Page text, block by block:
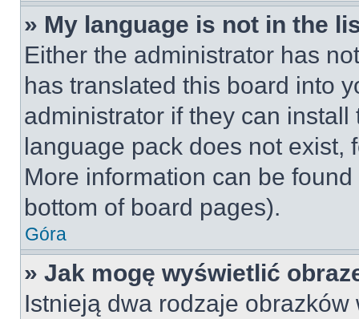
» My language is not in the
Either the administrator has
has translated this board into
administrator if they can
language pack does not exist,
More information can be
bottom of board pages).
Góra
» Jak mogę wyświetlić
Istnieją dwa rodzaje